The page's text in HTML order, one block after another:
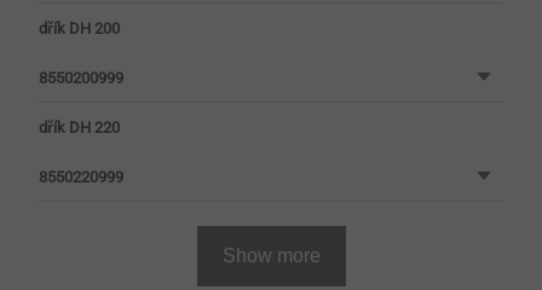
dřík DH 200
8550200999
dřík DH 220
8550220999
Show more